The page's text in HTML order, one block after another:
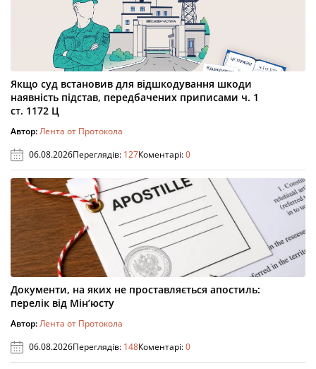
Якщо суд встановив для відшкодування шкоди
наявність підстав, передбачених приписами ч. 1
ст. 1172 Ц
Автор:Лента от Протокола
06.08.2026Переглядів: 127Коментарі:0
Документи, на яких не проставляється апостиль:
перелік від Мін’юсту
Автор:Лента от Протокола
06.08.2026Переглядів: 148Коментарі:0